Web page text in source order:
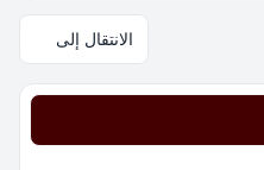
الانتقال إلى